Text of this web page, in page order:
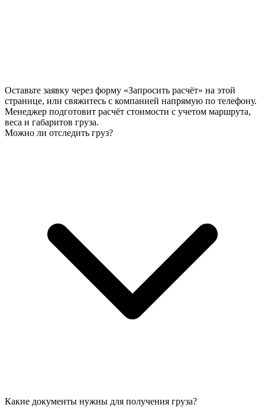
Оставьте заявку через форму «Запросить расчёт» на этой
странице, или свяжитесь с компанией напрямую по телефону.
Менеджер подготовит расчёт стоимости с учетом маршрута,
веса и габаритов груза.
Можно ли отследить груз?
Какие документы нужны для получения груза?